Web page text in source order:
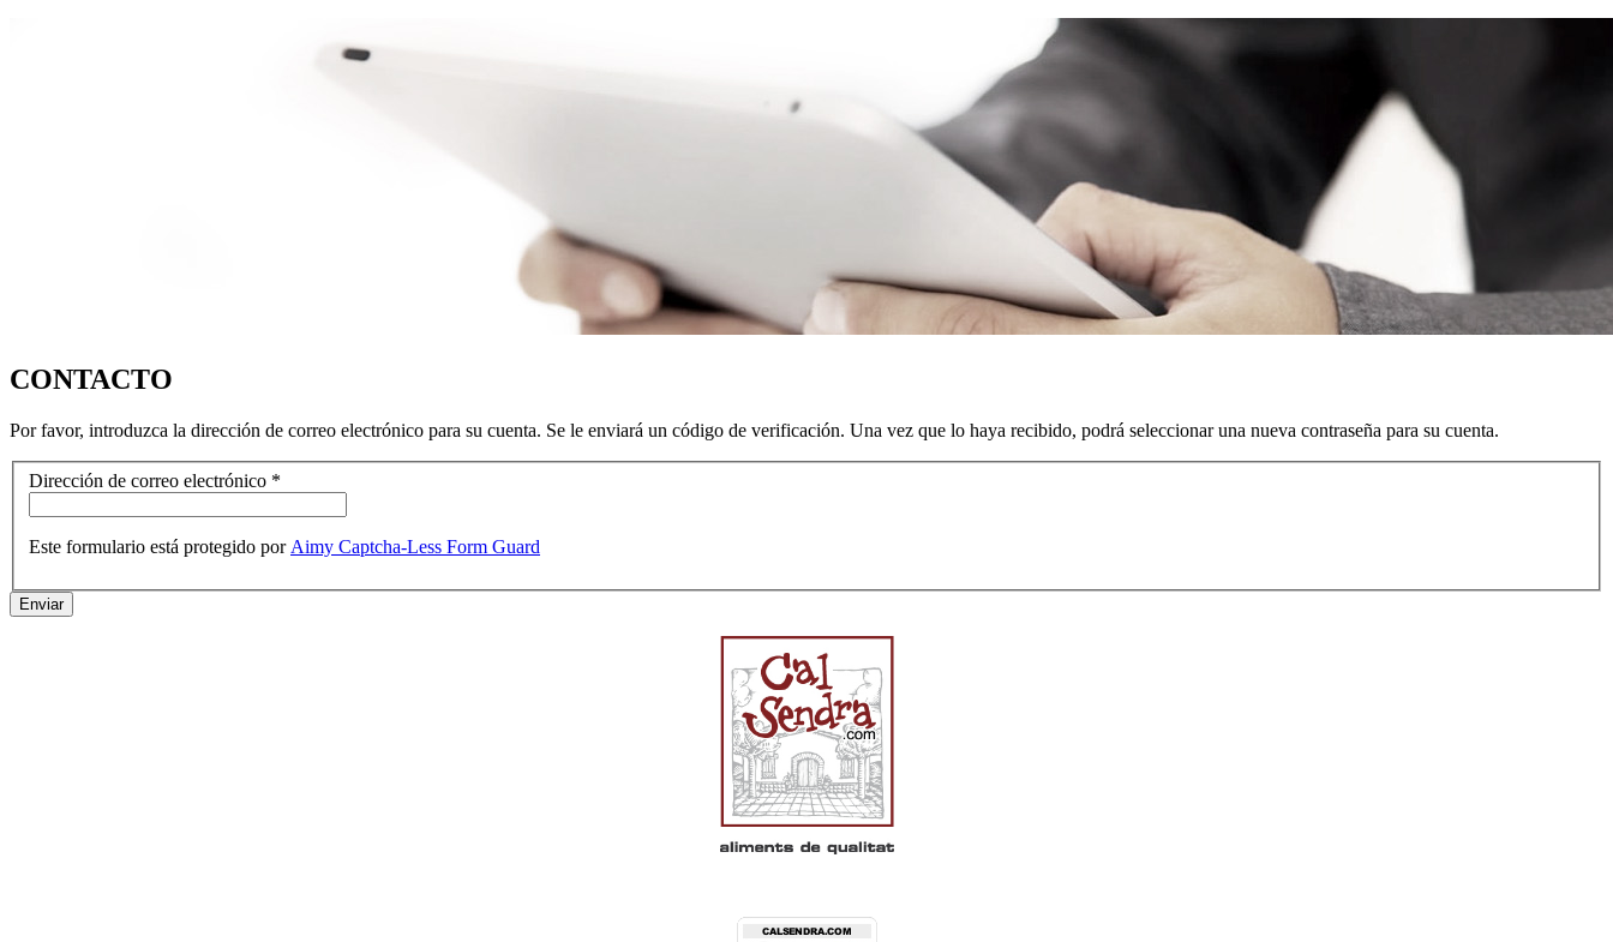
CONTACTO
Por favor, introduzca la dirección de correo electrónico para su cuenta. Se le enviará un código de verificación. Una vez que lo haya recibido, podrá seleccionar una nueva contraseña para su cuenta.
Dirección de correo electrónico *
Este formulario está protegido por Aimy Captcha-Less Form Guard
Enviar